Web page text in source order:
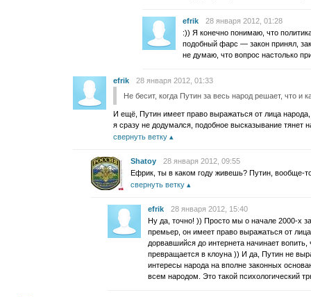
efrik
28 января 2012, 01:28
:)) Я конечно понимаю, что
подобный фарс — закон принял,
не думаю, что вопрос настолько
efrik
28 января 2012, 01:33
Не бесит, когда Путин за весь народ решает, что и
И ещё, Путин имеет право выражаться от лица
я сразу не додумался, подобное высказывание тянет
свернуть ветку
Shatoy
28 января 2012, 09:55
Ефрик, ты в каком году живешь? Путин, вообще-
свернуть ветку
efrik
28 января 2012, 15:40
Ну да, точно! )) Просто мы о начале 2000-х
премьер, он имеет право выражаться от
дорвавшийся до интернета начинает
превращается в клоуна )) И да, Путин не
интересы народа на вполне законных
всем народом. Это такой психологический